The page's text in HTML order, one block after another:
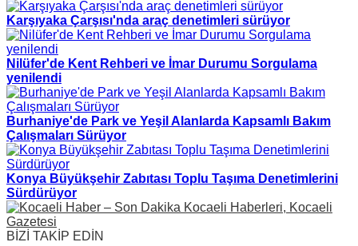
Karşıyaka Çarşısı'nda araç denetimleri sürüyor
Nilüfer'de Kent Rehberi ve İmar Durumu Sorgulama
yenilendi
Burhaniye'de Park ve Yeşil Alanlarda Kapsamlı Bakım
Çalışmaları Sürüyor
Konya Büyükşehir Zabıtası Toplu Taşıma Denetimlerini
Sürdürüyor
BİZİ TAKİP EDİN